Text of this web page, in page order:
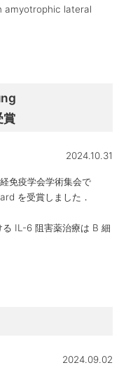
amyotrophic lateral
2024.10.31
免疫学会学術集会で
を受賞しました．
る IL-6 阻害薬治療は B 細
2024.09.02